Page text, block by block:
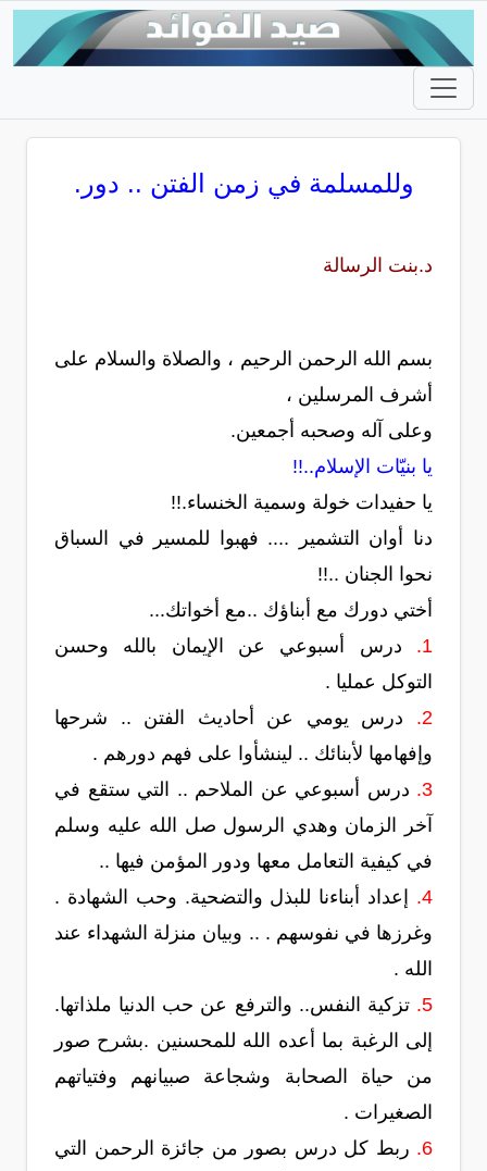
وللمسلمة في زمن الفتن .. دور.
د.بنت الرسالة
بسم الله الرحمن الرحيم ، والصلاة والسلام على
أشرف المرسلين ،
وعلى آله وصحبه أجمعين.
يا بنيّات الإسلام..!!
يا حفيدات خولة وسمية الخنساء.!!
دنا أوان التشمير .... فهبوا للمسير في السباق
نحوا الجنان ..!!
أختي دورك مع أبناؤك ..مع أخواتك...
1.
درس أسبوعي عن الإيمان بالله وحسن
التوكل عمليا .
2.
درس يومي عن أحاديث الفتن .. شرحها
وإفهامها لأبنائك .. لينشأوا على فهم دورهم .
3. درس أسبوعي عن الملاحم .. التي ستقع في
آخر الزمان وهدي الرسول صل الله عليه وسلم
في كيفية التعامل معها ودور المؤمن فيها ..
4.
إعداد أبناءنا للبذل والتضحية. وحب الشهادة .
وغرزها في نفوسهم . .. وبيان منزلة الشهداء عند
الله .
5. تزكية النفس.. والترفع عن حب الدنيا ملذاتها.
إلى الرغبة بما أعده الله للمحسنين .بشرح صور
من حياة الصحابة وشجاعة صبيانهم وفتياتهم
الصغيرات .
6.
ربط كل درس بصور من جائزة الرحمن التي